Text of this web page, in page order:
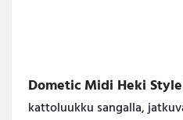
Dometic Midi Heki
kattoluukku sangalla,